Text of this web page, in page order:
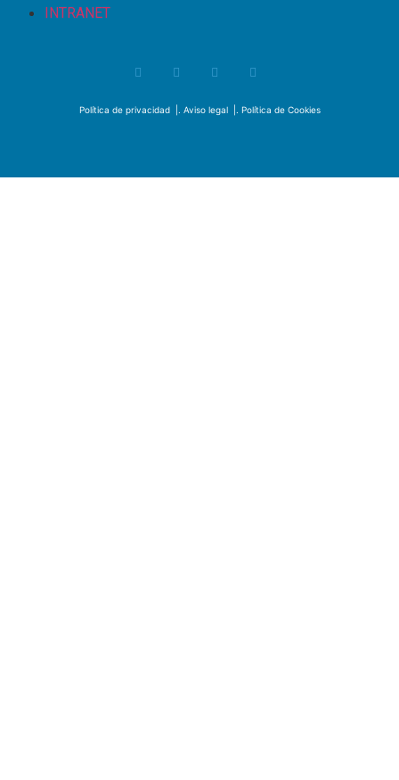
INTRANET
Política de privacidad|. Aviso legal|. Política de Cookies